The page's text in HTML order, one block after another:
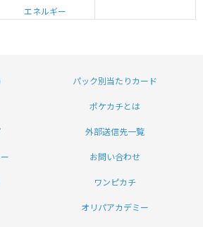
エネルギー
パック別当たりカード
ポケカチとは
外部送信先一覧
お問い合わせ
ワンピカチ
オリパアカデミー